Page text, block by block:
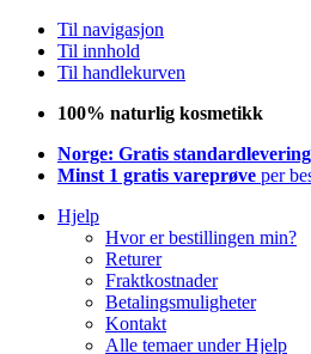
Til navigasjon
Til innhold
Til handlekurven
100% naturlig kosmetikk
Norge: Gratis standardlevering
Minst 1 gratis vareprøve per
Hjelp
Hvor er bestillingen min?
Returer
Fraktkostnader
Betalingsmuligheter
Kontakt
Alle temaer under Hjelp